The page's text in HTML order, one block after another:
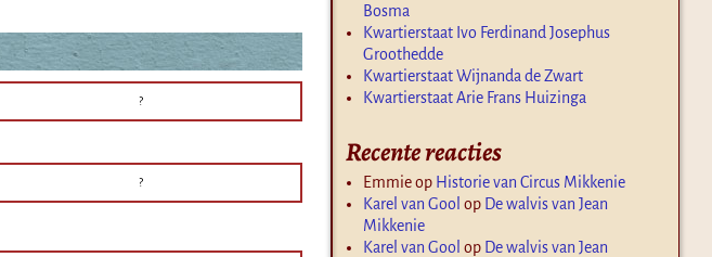
?
?
Bosma
Kwartierstaat Ivo Ferdinand Josephus
Groothedde
Kwartierstaat Wijnanda de Zwart
Kwartierstaat Arie Frans Huizinga
Recente reacties
Emmieop Historie van Circus Mikkenie
Karel van Gool op De walvis van Jean
Mikkenie
Karel van Gool op De walvis van Jean